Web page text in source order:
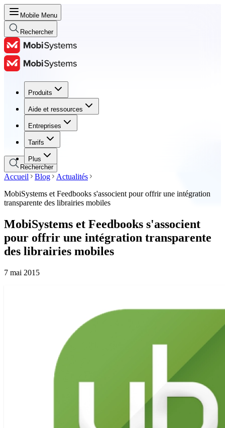
Mobile Menu
Rechercher
Produits
Aide et ressources
Entreprises
Tarifs
Plus
Produits
Aide et ressources
Entreprises
Tarifs
Rechercher
Accueil Blog
Actualités
MobiSystems et Feedbooks s'associent pour offrir une intégration
transparente des librairies mobiles
MobiSystems et Feedbooks s'associent
pour offrir une intégration transparente
des librairies mobiles
7 mai 2015